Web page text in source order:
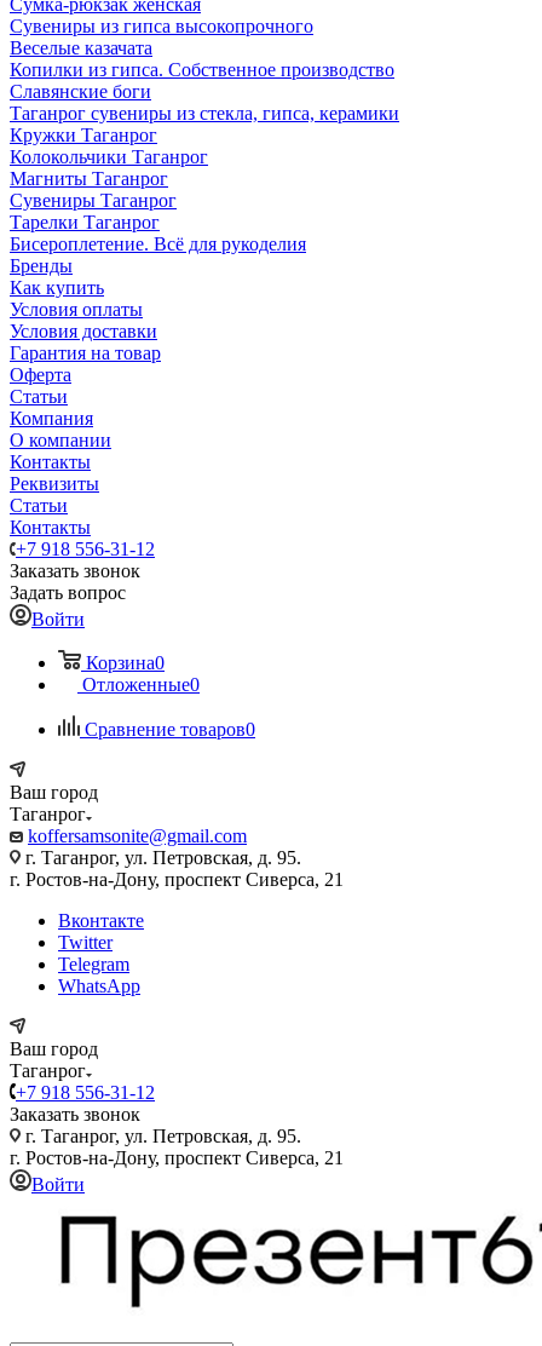
Сумка-рюкзак женская
Сувениры из гипса высокопрочного
Веселые казачата
Копилки из гипса. Собственное производство
Славянские боги
Таганрог сувениры из стекла, гипса, керамики
Кружки Таганрог
Колокольчики Таганрог
Магниты Таганрог
Сувениры Таганрог
Тарелки Таганрог
Бисероплетение. Всё для рукоделия
Бренды
Как купить
Условия оплаты
Условия доставки
Гарантия на товар
Оферта
Статьи
Компания
О компании
Контакты
Реквизиты
Статьи
Контакты
+7 918 556-31-12
Заказать звонок
Задать вопрос
Войти
Корзина0
Отложенные0
Сравнение товаров0
Ваш город
Таганрог
koffersamsonite@gmail.com
г. Таганрог, ул. Петровская, д. 95.
г. Ростов-на-Дону, проспект Сиверса, 21
Вконтакте
Twitter
Telegram
WhatsApp
Ваш город
Таганрог
+7 918 556-31-12
Заказать звонок
г. Таганрог, ул. Петровская, д. 95.
г. Ростов-на-Дону, проспект Сиверса, 21
Войти